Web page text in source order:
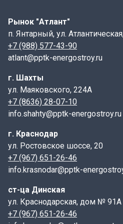
составляет не менее 100 мм.
длиной проёмов 3000 мм
достигать от 170 до 300 мм,
превышает 2500–3000 мм —
Маркировка
Пример маркировки: 8ПБ 10-1
- 8 –порядковый номер
- ПБ — перемычка брусковая,
- 10 — длина изделия в
- 1 — расчётная нагрузка в
Дополнительные индексы:
- Цифра перед ПБ —
Рынок "Атлант"
п. Янтарный, ул.
+7 (988) 577-43-90
atlant@pptk-energostroy.ru
г. Шахты
ул. Маяковского, 224А
+7 (8636) 28-07-10
info.shahty@pptk-energostroy.ru
г. Краснодар
ул. Ростовское шоссе, 20
+7 (967) 651-26-46
info.krasnodar@pptk-
ст-ца Динская
ул. Краснодарская, дом № 91А
+7 (967) 651-26-46